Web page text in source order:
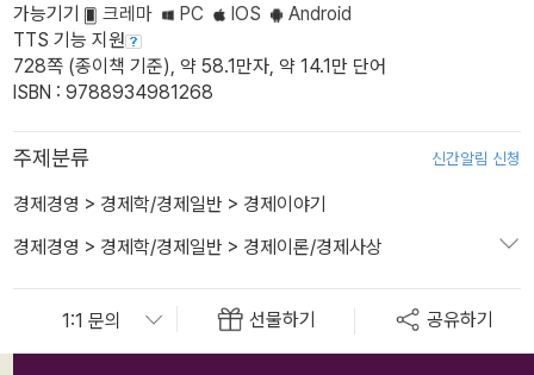
가능기기
크레마 PC IOS
Android
TTS 기능 지원
728쪽 (종이책 기준), 약 58.1만자, 약 14.1만 단어
ISBN : 9788934981268
주제분류 신간알림 신청
경제경영 > 경제학/경제일반 > 경제이야기
경제경영 > 경제학/경제일반 > 경제이론/경제사상
선물하기 공유하기